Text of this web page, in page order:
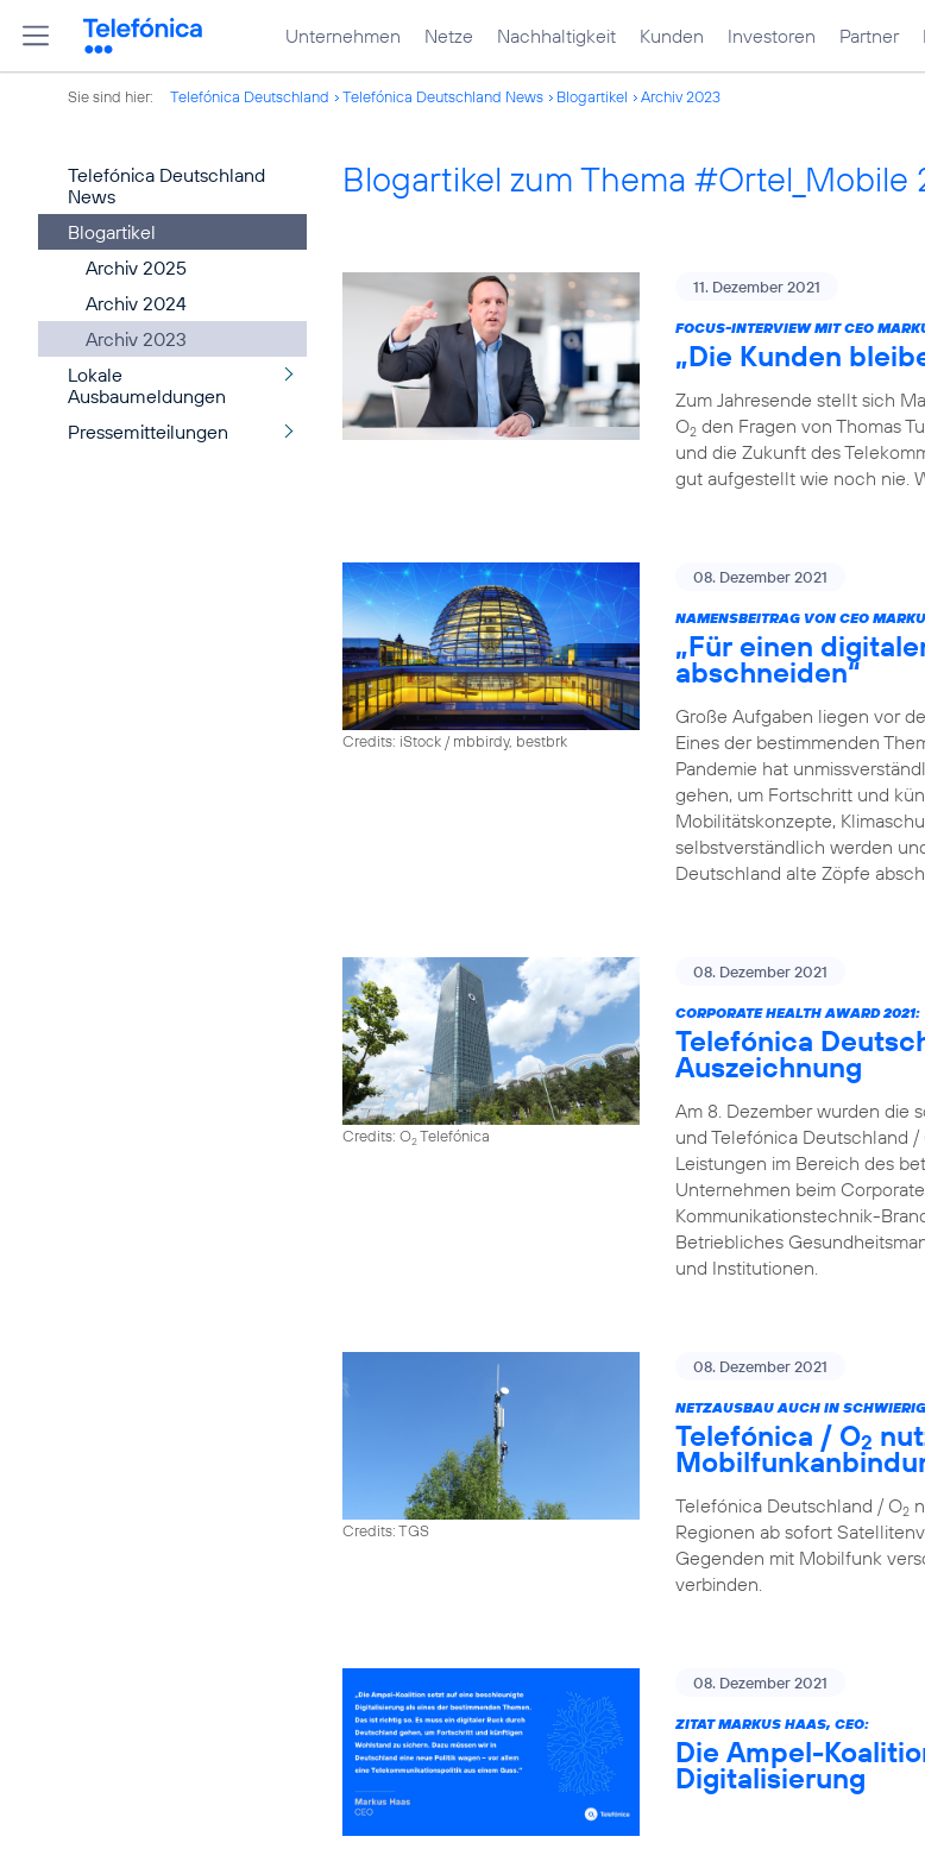
Unternehmen Netze Nachhaltigkeit Kunden Investoren Partner
Sie sind hier: Telefónica Deutschland Telefónica Deutschland News Blogartikel Archiv 2023
Telefónica Deutschland
News
Blogartikel
Archiv 2025
Archiv 2024
Archiv 2023
Lokale
Ausbaumeldungen
Pressemitteilungen
Blogartikel zum Thema #Ortel_Mobile
11. Dezember 2021
FOCUS-INTERVIEW MIT CEO
„Die Kunden
Zum Jahresende stellt sich
O2 den Fragen von Thomas
und die Zukunft des
gut aufgestellt wie noch nie.
Credits: iStock / mbbirdy, bestbrk
08. Dezember 2021
NAMENSBEITRAG VON CEO
„Für einen
abschneiden“
Große Aufgaben liegen vor
Eines der bestimmenden
Pandemie hat
gehen, um Fortschritt und
Mobilitätskonzepte,
selbstverständlich werden
Deutschland alte Zöpfe
Credits: O2Telefónica
08. Dezember 2021
CORPORATE HEALTH AWARD 2021:
Telefónica
Auszeichnung
Am 8. Dezember wurden die
und Telefónica Deutschland /
Leistungen im Bereich des
Unternehmen beim
Kommunikationstechnik-
Betriebliches
und Institutionen.
Credits: TGS
08. Dezember 2021
NETZAUSBAU AUCH IN
Telefónica / O2
Telefónica Deutschland / O2
Regionen ab sofort
Gegenden mit Mobilfunk
verbinden.
08. Dezember 2021
ZITAT MARKUS HAAS, CEO:
Die Ampel-
Digitalisierung